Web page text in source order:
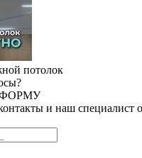
потолок
и наш специалист